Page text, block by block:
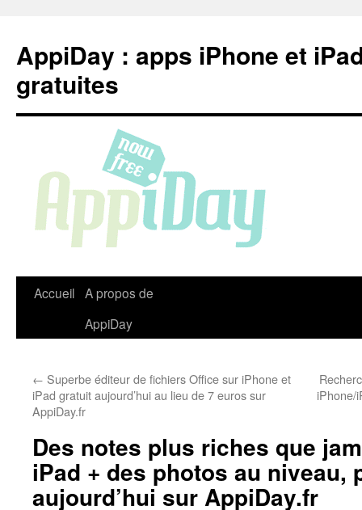
contenu
AppiDay : apps iPhone et
gratuites
Accueil A propos de
AppiDay
← Superbe éditeur de fichiers Office sur iPhone et
iPad gratuit aujourd’hui au lieu de 7 euros sur
AppiDay.fr
iPhone/
Des notes plus riches que
iPad + des photos au niveau,
aujourd’hui sur AppiDay.fr